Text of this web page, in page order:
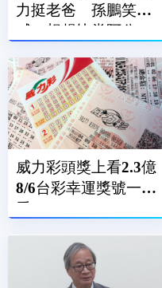
力挺老爸 孫鵬笑
喊：想趕快當阿公
威力彩頭獎上看2.3億
8/6台彩幸運獎號一次
看